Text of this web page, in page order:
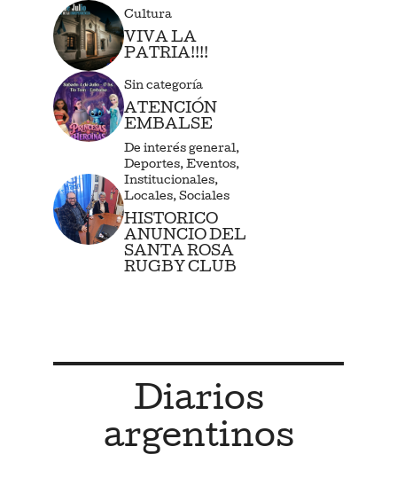
Cultura
VIVA LA
PATRIA!!!!
Sin categoría
ATENCIÓN
EMBALSE
De interés general,
Deportes, Eventos,
Institucionales,
Locales, Sociales
HISTORICO
ANUNCIO DEL
SANTA ROSA
RUGBY CLUB
Diarios
argentinos